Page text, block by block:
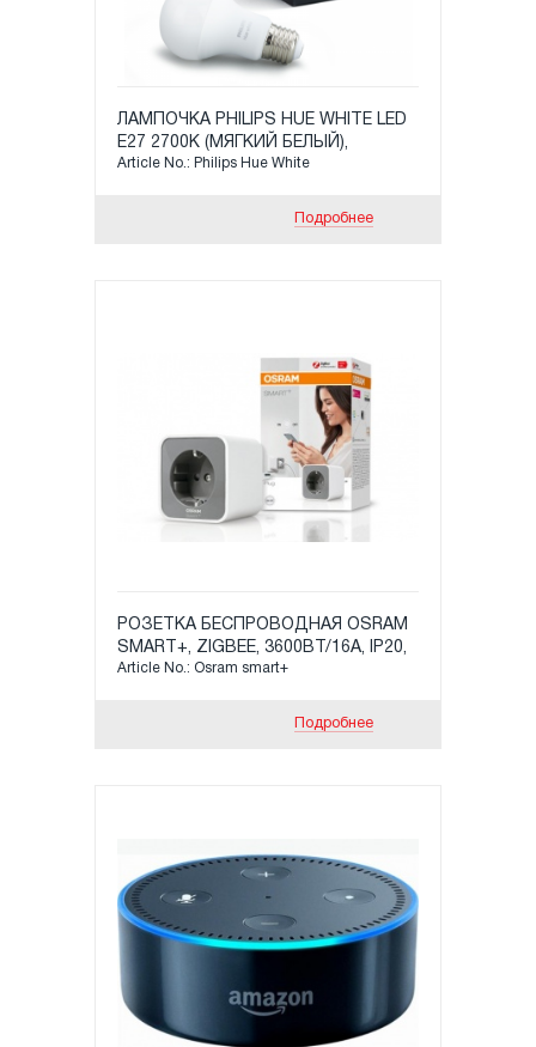
ЛАМПОЧКА PHILIPS HUE WHITE LED
Е27 2700К (МЯГКИЙ БЕЛЫЙ),
МОЩНОСТЬ: 9,5 ВТ, УГОЛ ЛУЧА 38°,
Article No.: Philips Hue White
Подробнее
РОЗЕТКА БЕСПРОВОДНАЯ OSRAM
SMART+, ZIGBEE, 3600ВТ/16А, IP20,
В60ХШ60ХД84ММ БЕЛАЯ
Article No.: Osram smart+
Подробнее